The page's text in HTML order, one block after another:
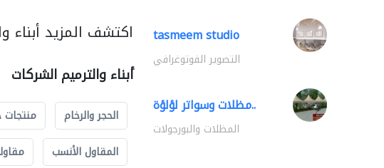
اكتشف المزيد أبناء
أبناء والترميم الشركات
الحجر والرخام
المقاول الأنسب
tasmeem studio
التصوير الفوتوغرافي
مظلات وسواتر لؤلؤة..
المظلات والبورجولات